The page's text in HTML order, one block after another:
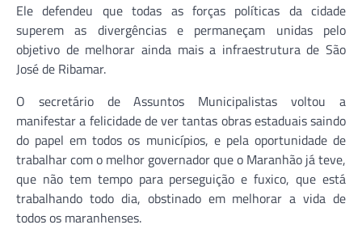
Ele defendeu que todas as forças políticas da cidade
superem as divergências e permaneçam unidas pelo
objetivo de melhorar ainda mais a infraestrutura de São
José de Ribamar.
O secretário de Assuntos Municipalistas voltou a
manifestar a felicidade de ver tantas obras estaduais saindo
do papel em todos os municípios, e pela oportunidade de
trabalhar com o melhor governador que o Maranhão já teve,
que não tem tempo para perseguição e fuxico, que está
trabalhando todo dia, obstinado em melhorar a vida de
todos os maranhenses.